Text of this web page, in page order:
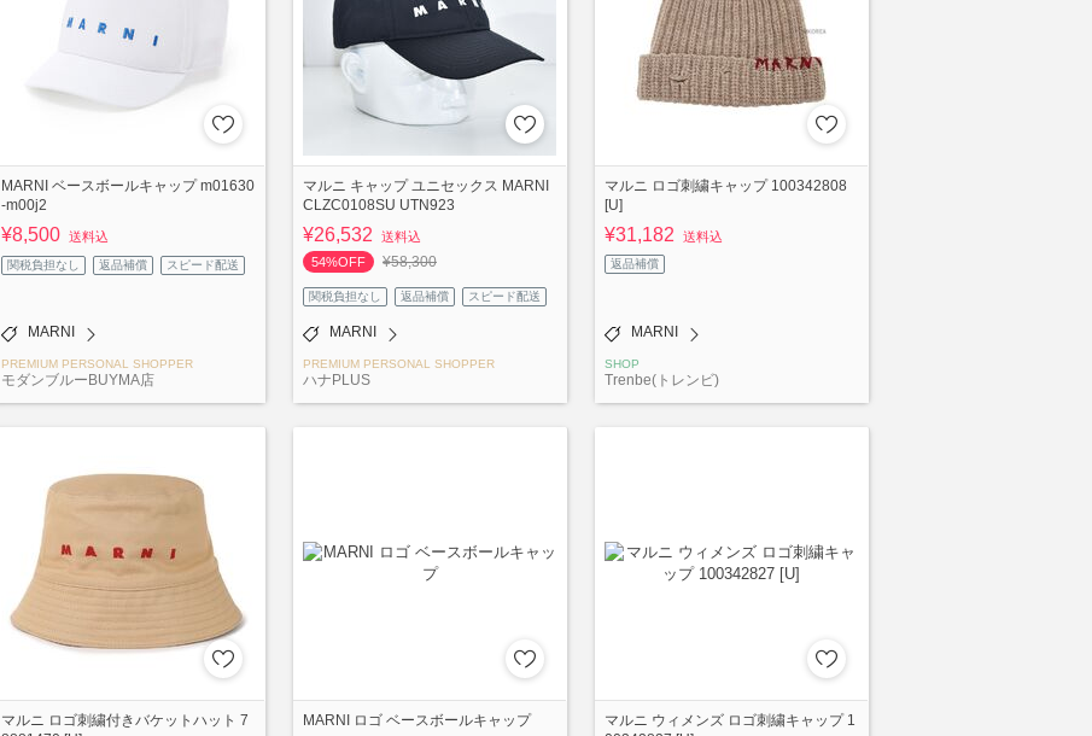
MARNI ベースボールキャップ m01630
-m00j2
¥8,500 送料込
関税負担なし 返品補償 スピード配送
MARNI
PREMIUM PERSONAL SHOPPER
モダンブルーBUYMA店
マルニ キャップ ユニセックス MARNI
CLZC0108SU UTN923
¥26,532
送料込
54%OFF
¥58,300
関税負担なし 返品補償 スピード配送
MARNI
PREMIUM PERSONAL SHOPPER
ハナPLUS
マルニ ロゴ刺繍キャップ 100342808
[U]
¥31,182 送料込
返品補償
MARNI
SHOP
Trenbe(トレンビ)
マルニ ロゴ刺繍付きバケットハット 7
MARNI ロゴ ベースボールキャップ
マルニ ウィメンズ ロゴ刺繍キャップ 1